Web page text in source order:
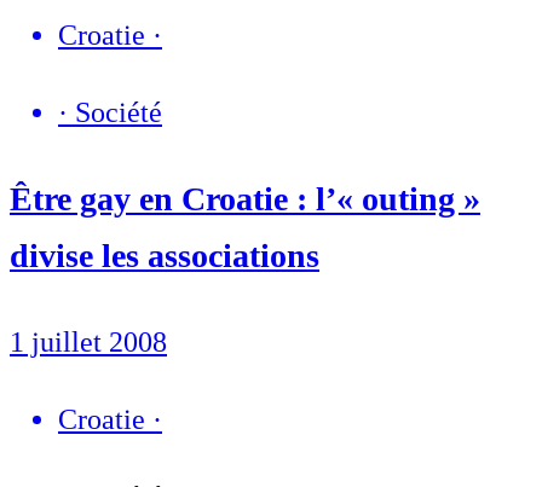
Croatie ·
· Société
Être gay en Croatie : l’« outing »
divise les associations
1 juillet 2008
Croatie ·